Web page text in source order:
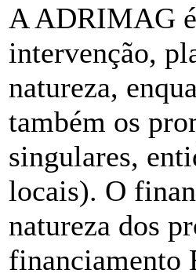
A ADRIMAG é
intervenção,
natureza,
também os
singulares,
locais). O
natureza dos
financiamento